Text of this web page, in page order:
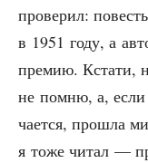
про­ве­рил:
в 1951 году, а
пре­мию. Кста­ти,
не пом­ню, а,
ча­ет­ся, про­шла
я тоже читал —